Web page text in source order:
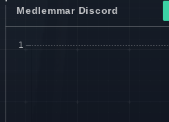
Medlemmar Discord